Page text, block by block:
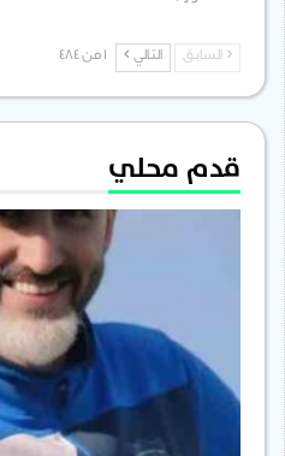
السابق التالي
قدم محلي